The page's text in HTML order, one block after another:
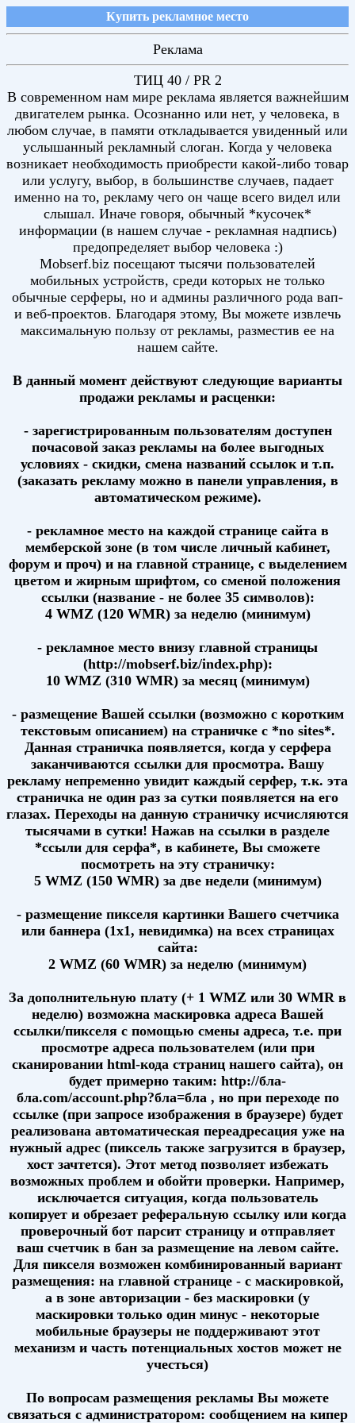
Купить рекламное место
Реклама
ТИЦ 40 / PR 2
В современном нам мире реклама является важнейшим
двигателем рынка. Осознанно или нет, у человека, в
любом случае, в памяти откладывается увиденный или
услышанный рекламный слоган. Когда у человека
возникает необходимость приобрести какой-либо товар
или услугу, выбор, в большинстве случаев, падает
именно на то, рекламу чего он чаще всего видел или
слышал. Иначе говоря, обычный *кусочек*
информации (в нашем случае - рекламная надпись)
предопределяет выбор человека :)
Mobserf.biz посещают тысячи пользователей
мобильных устройств, среди которых не только
обычные серферы, но и админы различного рода вап-
и веб-проектов. Благодаря этому, Вы можете извлечь
максимальную пользу от рекламы, разместив ее на
нашем сайте.
В данный момент действуют следующие варианты
продажи рекламы и расценки:
- зарегистрированным пользователям доступен
почасовой заказ рекламы на более выгодных
условиях - скидки, смена названий ссылок и т.п.
(заказать рекламу можно в панели управления, в
автоматическом режиме).
- рекламное место на каждой странице сайта в
мемберской зоне (в том числе личный кабинет,
форум и проч) и на главной странице, с выделением
цветом и жирным шрифтом, со сменой положения
ссылки (название - не более 35 символов):
4 WMZ (120 WMR) за неделю (минимум)
- рекламное место внизу главной страницы
(http://mobserf.biz/index.php):
10 WMZ (310 WMR) за месяц (минимум)
- размещение Вашей ссылки (возможно с коротким
текстовым описанием) на страничке с *no sites*.
Данная страничка появляется, когда у серфера
заканчиваются ссылки для просмотра. Вашу
рекламу непременно увидит каждый серфер, т.к. эта
страничка не один раз за сутки появляется на его
глазах. Переходы на данную страничку исчисляются
тысячами в сутки! Нажав на ссылки в разделе
*ссыли для серфа*, в кабинете, Вы сможете
посмотреть на эту страничку:
5 WMZ (150 WMR) за две недели (минимум)
- размещение пикселя картинки Вашего счетчика
или баннера (1x1, невидимка) на всех страницах
сайта:
2 WMZ (60 WMR) за неделю (минимум)
За дополнительную плату (+ 1 WMZ или 30 WMR в
неделю) возможна маскировка адреса Вашей
ссылки/пикселя с помощью смены адреса, т.е. при
просмотре адреса пользователем (или при
сканировании html-кода страниц нашего сайта), он
будет примерно таким: http://бла-
бла.com/account.php?бла=бла , но при переходе по
ссылке (при запросе изображения в браузере) будет
реализована автоматическая переадресация уже на
нужный адрес (пиксель также загрузится в браузер,
хост зачтется). Этот метод позволяет избежать
возможных проблем и обойти проверки. Например,
исключается ситуация, когда пользователь
копирует и обрезает реферальную ссылку или когда
проверочный бот парсит страницу и отправляет
ваш счетчик в бан за размещение на левом сайте.
Для пикселя возможен комбинированный вариант
размещения: на главной странице - с маскировкой,
а в зоне авторизации - без маскировки (у
маскировки только один минус - некоторые
мобильные браузеры не поддерживают этот
механизм и часть потенциальных хостов может не
учесться)
По вопросам размещения рекламы Вы можете
связаться с администратором: сообщением на кипер